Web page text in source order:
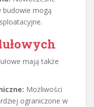
budowie mogą
mają także
Możliwości
ograniczone w